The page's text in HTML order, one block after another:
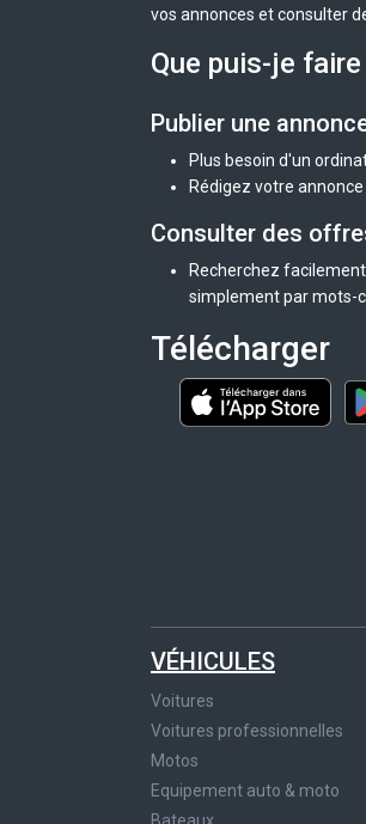
vos annonces et consulter
Que puis-je
Publier une
Plus besoin d'un
Rédigez votre
Consulter des
Recherchez
simplement par mots-
Télécharger
VÉHICULES
Voitures
Voitures professionnelles
Motos
Equipement auto & moto
Bateaux